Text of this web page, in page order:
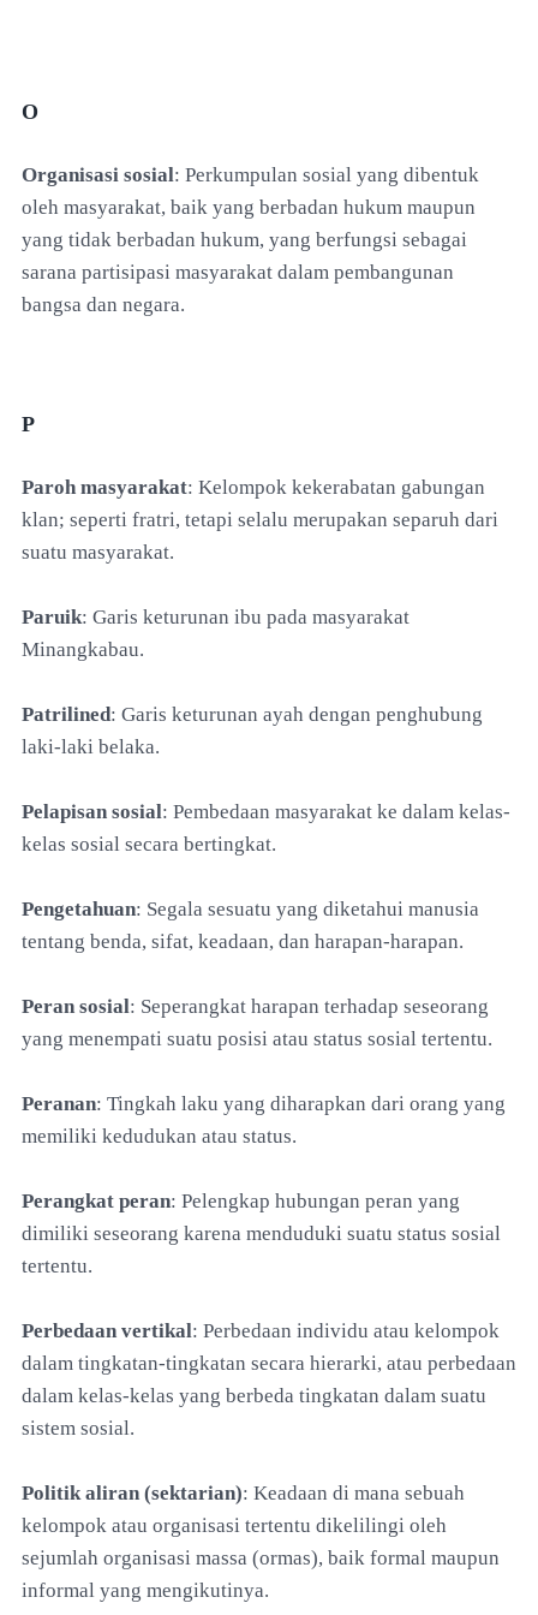
O
Organisasi sosial: Perkumpulan sosial yang dibentuk
oleh masyarakat, baik yang berbadan hukum maupun
yang tidak berbadan hukum, yang berfungsi sebagai
sarana partisipasi masyarakat dalam pembangunan
bangsa dan negara.
P
Paroh masyarakat: Kelompok kekerabatan gabungan
klan; seperti fratri, tetapi selalu merupakan separuh dari
suatu masyarakat.
Paruik: Garis keturunan ibu pada masyarakat
Minangkabau.
Patrilined: Garis keturunan ayah dengan penghubung
laki-laki belaka.
Pelapisan sosial: Pembedaan masyarakat ke dalam kelas-
kelas sosial secara bertingkat.
Pengetahuan: Segala sesuatu yang diketahui manusia
tentang benda, sifat, keadaan, dan harapan-harapan.
Peran sosial: Seperangkat harapan terhadap seseorang
yang menempati suatu posisi atau status sosial tertentu.
Peranan: Tingkah laku yang diharapkan dari orang yang
memiliki kedudukan atau status.
Perangkat peran: Pelengkap hubungan peran yang
dimiliki seseorang karena menduduki suatu status sosial
tertentu.
Perbedaan vertikal: Perbedaan individu atau kelompok
dalam tingkatan-tingkatan secara hierarki, atau perbedaan
dalam kelas-kelas yang berbeda tingkatan dalam suatu
sistem sosial.
Politik aliran (sektarian): Keadaan di mana sebuah
kelompok atau organisasi tertentu dikelilingi oleh
sejumlah organisasi massa (ormas), baik formal maupun
informal yang mengikutinya.